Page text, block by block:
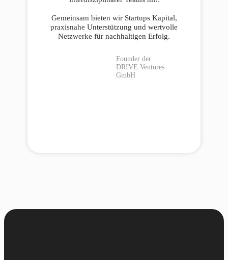
Gemeinsam bieten wir Startups Kapital,
praxisnahe Unterstützung und wertvolle
Netzwerke für nachhaltigen Erfolg.
Founder der
DRIVE Ventures
GmbH